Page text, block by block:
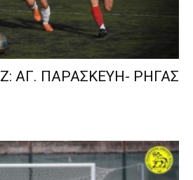
ΑΓ. ΠΑΡΑΣΚΕΥΗ- ΡΗΓΑΣ